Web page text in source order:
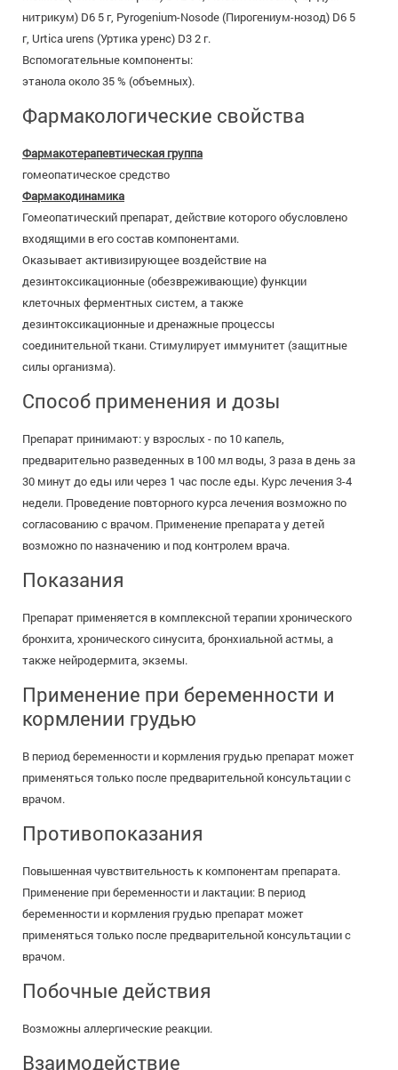
нитрикум) D6 5 г, Pyrogenium-Nosode (Пирогениум-нозод) D6 5
г, Urtica urens (Уртика уренс) D3 2 г.
Вспомогательные компоненты:
этанола около 35 % (объемных).
Фармакологические свойства
Фармакотерапевтическая группа
гомеопатическое средство
Фармакодинамика
Гомеопатический препарат, действие которого обусловлено
входящими в его состав компонентами.
Оказывает активизирующее воздействие на
дезинтоксикационные (обезвреживающие) функции
клеточных ферментных систем, а также
дезинтоксикационные и дренажные процессы
соединительной ткани. Стимулирует иммунитет (защитные
силы организма).
Способ применения и дозы
Препарат принимают: у взрослых - по 10 капель,
предварительно разведенных в 100 мл воды, 3 раза в день за
30 минут до еды или через 1 час после еды. Курс лечения 3-4
недели. Проведение повторного курса лечения возможно по
согласованию с врачом. Применение препарата у детей
возможно по назначению и под контролем врача.
Показания
Препарат применяется в комплексной терапии хронического
бронхита, хронического синусита, бронхиальной астмы, а
также нейродермита, экземы.
Применение при беременности и
кормлении грудью
В период беременности и кормления грудью препарат может
применяться только после предварительной консультации с
врачом.
Противопоказания
Повышенная чувствительность к компонентам препарата.
Применение при беременности и лактации: В период
беременности и кормления грудью препарат может
применяться только после предварительной консультации с
врачом.
Побочные действия
Возможны аллергические реакции.
Взаимодействие